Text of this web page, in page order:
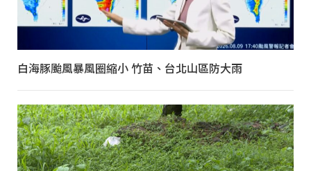
白海豚颱風暴風圈縮小 竹苗、台北山區防大雨